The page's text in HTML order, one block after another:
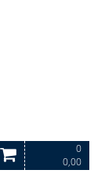
0
0,00